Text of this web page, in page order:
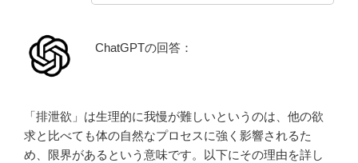
ChatGPTの回答：
「排泄欲」は生理的に我慢が難しいというのは、他の欲
求と比べても体の自然なプロセスに強く影響されるた
め、限界があるという意味です。以下にその理由を詳し